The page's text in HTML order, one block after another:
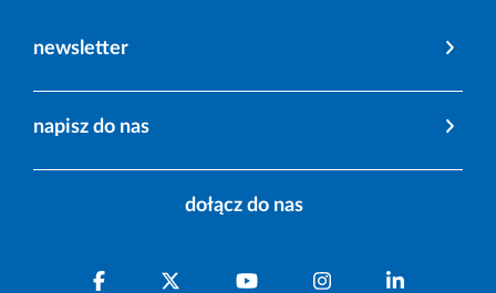
newsletter
napisz do nas
dołącz do nas